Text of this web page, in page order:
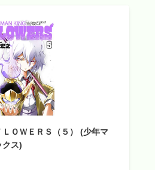
ＯＷＥＲＳ（５） (少年マ
クス)